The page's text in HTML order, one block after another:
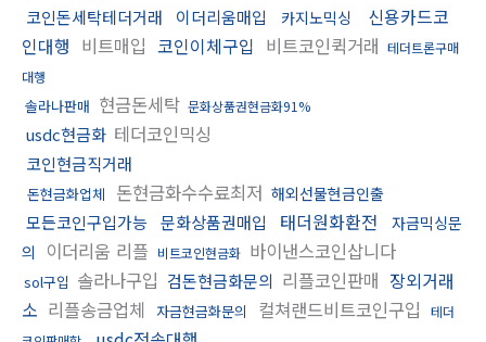
코인돈세탁테더거래 이더리움매입 카지노믹싱
신용카드코
인대행 비트매입 코인이체구입 비트코인퀵거래 테더트론구매
대행
솔라나판매 현금돈세탁 문화상품권현금화91%
usdc현금화 테더코인믹싱
코인현금직거래
돈현금화업체 돈현금화수수료최저 해외선물현금인출
모든코인구입가능 문화상품권매입 태더원화환전
자금믹싱문
의
이더리움 리플 비트코인현금화 바이낸스코인삽니다
sol구입 솔라나구입 검돈현금화문의 리플코인판매 장외거래
소 리플송금업체 자금현금화문의 컬쳐랜드비트코인구입
테더